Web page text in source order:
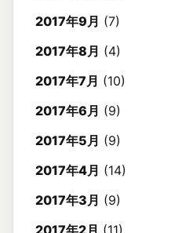
2017年9月 (7)
2017年8月 (4)
2017年7月 (10)
2017年6月 (9)
2017年5月 (9)
2017年4月 (14)
2017年3月 (9)
2017年2月 (11)